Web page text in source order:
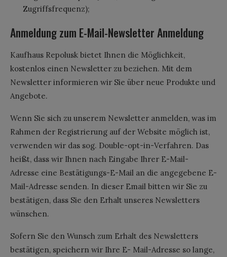
Zugriffsfrequenz);
Anmeldung zum E-Mail-Newsletter Anmeldung
Kaufhaus Repolusk bietet Ihnen die Möglichkeit,
kostenlos einen Newsletter zu beziehen. Mit dem
Newsletter informieren wir Sie über neue Produkte und
Angebote.
Wenn Sie sich zu unserem Newsletter anmelden, was im
Rahmen der Registrierung auf der Website möglich ist,
verwenden wir das sog. Double-opt-in-Verfahren. Das
heißt, dass wir Ihnen nach Eingabe Ihrer E-Mail-
Adresse eine Bestätigungs-E-Mail an die angegebene E-
Mail-Adresse senden. In dieser Email bitten wir Sie zu
bestätigen, dass Sie den Erhalt unseres Newsletters
wünschen.
Sofern Sie den Wunsch zum Erhalt des Newsletters
bestätigen, speichern wir Ihre E- Mail-Adresse so lange,